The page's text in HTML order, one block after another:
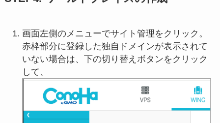
画面左側のメニューでサイト管理をクリック。
赤枠部分に登録した独自ドメインが表示されて
いない場合は、下の切り替えボタンをクリック
して、